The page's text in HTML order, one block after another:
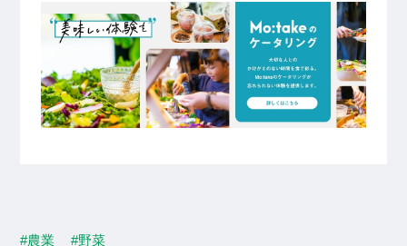
#農業 #野菜